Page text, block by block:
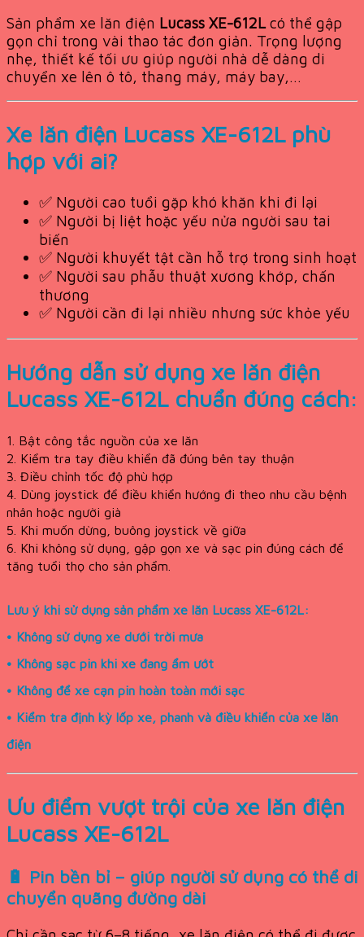
Sản phẩm xe lăn điện Lucass XE-612Lcó thể gập
gọn chỉ trong vài thao tác đơn giản. Trọng lượng
nhẹ, thiết kế tối ưu giúp người nhà dễ dàng di
chuyển xe lên ô tô, thang máy, máy bay,…
Xe lăn điện Lucass XE-612L phù
hợp với ai?
✅ Người cao tuổi gặp khó khăn khi đi lại
✅ Người bị liệt hoặc yếu nửa người sau tai
biến
✅ Người khuyết tật cần hỗ trợ trong sinh hoạt
✅ Người sau phẫu thuật xương khớp, chấn
thương
✅ Người cần đi lại nhiều nhưng sức khỏe yếu
Hướng dẫn sử dụng xe lăn điện
Lucass XE-612L chuẩn đúng cách:
1. Bật công tắc nguồn của xe lăn
2. Kiểm tra tay điều khiển đã đúng bên tay thuận
3. Điều chỉnh tốc độ phù hợp
4. Dùng joystick để điều khiển hướng đi theo nhu cầu bệnh
nhân hoặc người già
5. Khi muốn dừng, buông joystick về giữa
6. Khi không sử dụng, gập gọn xe và sạc pin đúng cách để
tăng tuổi thọ cho sản phẩm.
Lưu ý khi sử dụng sản phẩm xe lăn Lucass XE-612L:
• Không sử dụng xe dưới trời mưa
• Không sạc pin khi xe đang ẩm ướt
• Không để xe cạn pin hoàn toàn mới sạc
• Kiểm tra định kỳ lốp xe, phanh và điều khiển của xe lăn
điện
Ưu điểm vượt trội của xe lăn điện
Lucass XE-612L
🔋 Pin bền bỉ – giúp người sử dụng có thể di
chuyển quãng đường dài